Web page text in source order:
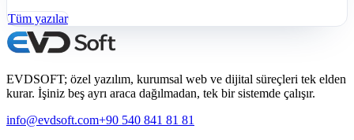
Tüm yazılar
EVDSOFT; özel yazılım, kurumsal web ve dijital süreçleri tek elden
kurar. İşiniz beş ayrı araca dağılmadan, tek bir sistemde çalışır.
info@evdsoft.com+90 540 841 81 81